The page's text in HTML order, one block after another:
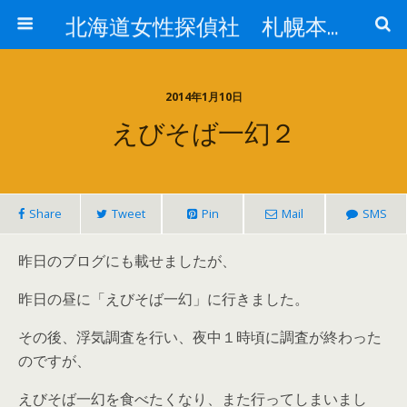
北海道女性探偵社 札幌本社ブログ
2014年1月10日
えびそば一幻２
Share Tweet Pin Mail SMS
昨日のブログにも載せましたが、
昨日の昼に「えびそば一幻」に行きました。
その後、浮気調査を行い、夜中１時頃に調査が終わった
のですが、
えびそば一幻を食べたくなり、また行ってしまいまし